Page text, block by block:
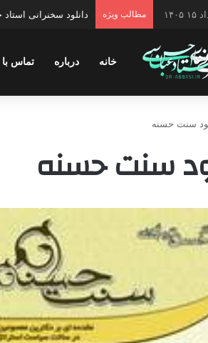
مطالب ویژه دانلود سخنرانی
خانه درباره تماس با
سنت حسنه
سنت حسنه